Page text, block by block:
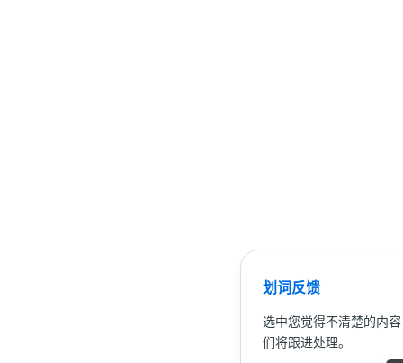
划词反馈
选中您觉得不清楚的内
们将跟进处理。